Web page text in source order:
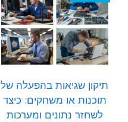
תיקון שגיאות בהפעלה של
תוכנות או משחקים: כיצד
לשחזר נתונים ומערכות